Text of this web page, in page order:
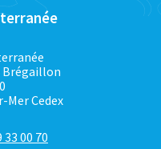
Brégaillon
Mer Cedex
33 00 70